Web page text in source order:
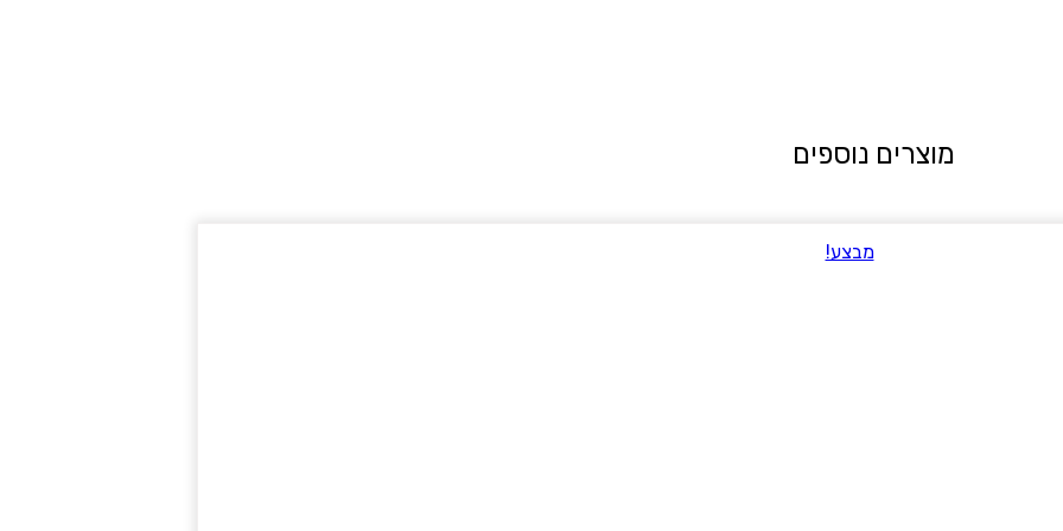
מוצרים נוספים
מבצע!